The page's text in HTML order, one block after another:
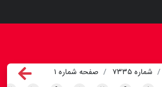
شماره ۷۳۳۵
صفحه شماره ۱